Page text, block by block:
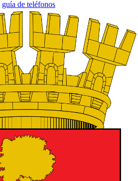
guía de teléfonos